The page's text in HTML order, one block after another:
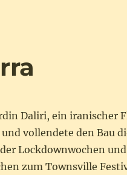
Daliri, ein iranischer
vollendete den Bau
Lockdownwochen
zum Townsville